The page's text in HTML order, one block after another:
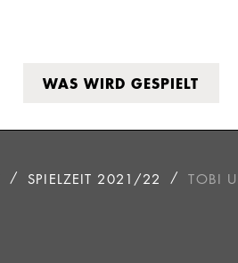
WAS WIRD GESPIELT
SPIELZEIT 2021/22 TOBI